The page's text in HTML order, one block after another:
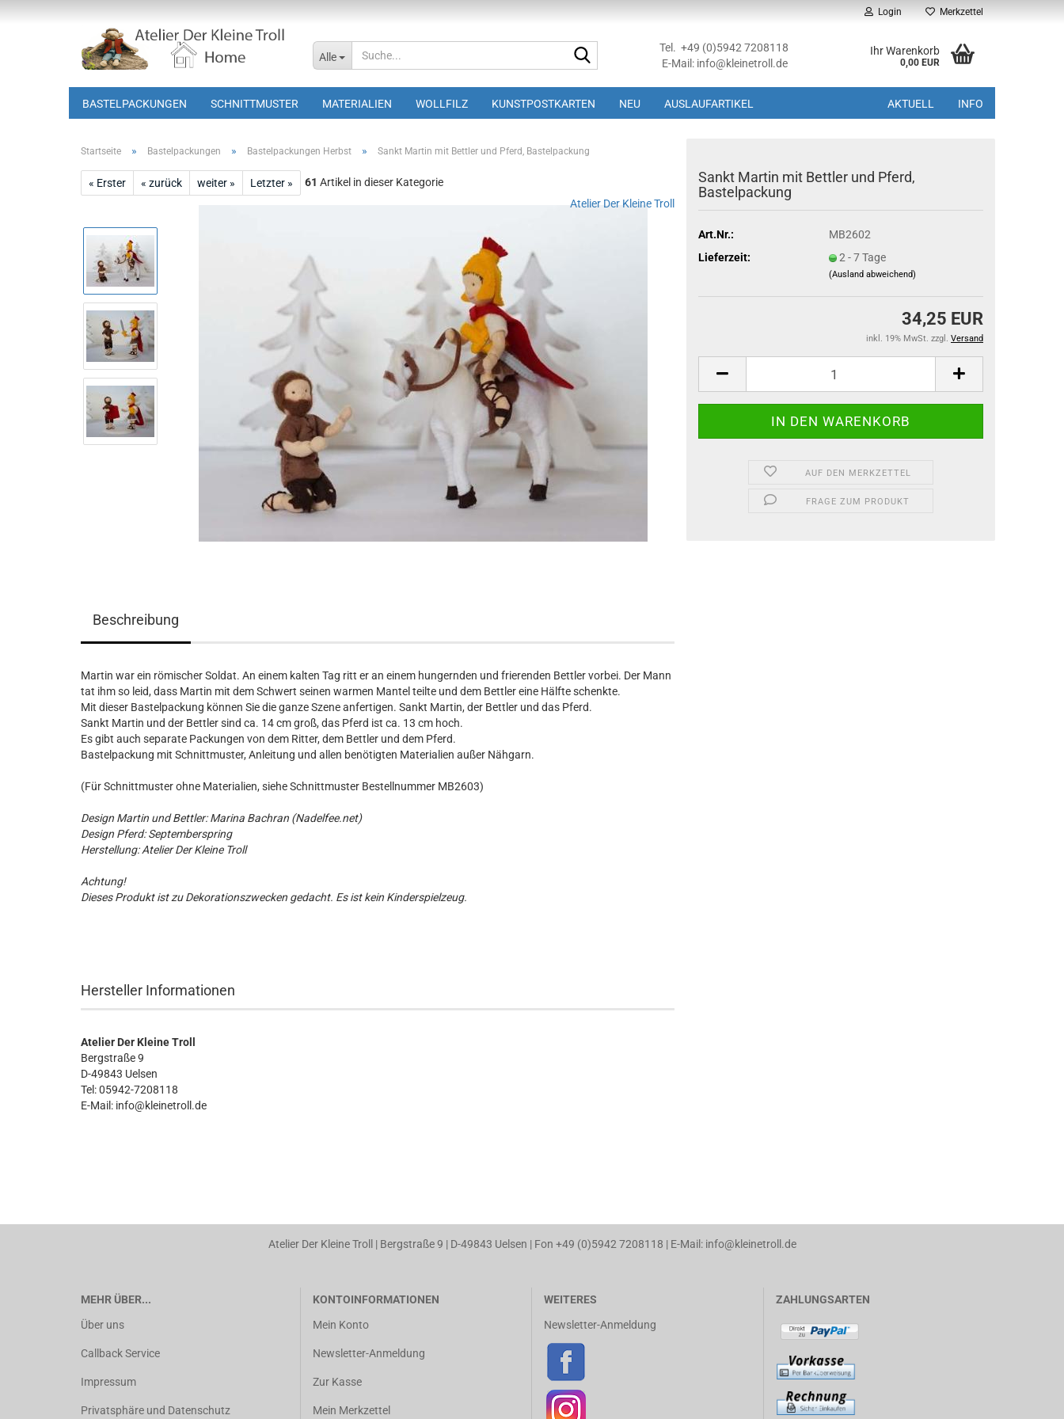
Login Merkzettel
Alle
Tel. +49 (0)5942 7208118
E-Mail: info@kleinetroll.de
Ihr Warenkorb
0,00 EUR
BASTELPACKUNGEN SCHNITTMUSTER MATERIALIEN WOLLFILZ KUNSTPOSTKARTEN NEU AUSLAUFARTIKEL AKTUELL INFO
Startseite » Bastelpackungen » Bastelpackungen Herbst » Sankt Martin mit Bettler und Pferd, Bastelpackung
« Erster « zurück weiter » Letzter » 61 Artikel in dieser Kategorie
Atelier Der Kleine Troll
Sankt Martin mit Bettler und Pferd,
Bastelpackung
Art.Nr.:
MB2602
Lieferzeit:
2 - 7 Tage
(Ausland abweichend)
34,25 EUR
inkl. 19% MwSt. zzgl. Versand
AUF DEN MERKZETTEL
FRAGE ZUM PRODUKT
Beschreibung
Martin war ein römischer Soldat. An einem kalten Tag ritt er an einem hungernden und frierenden Bettler vorbei. Der Mann
tat ihm so leid, dass Martin mit dem Schwert seinen warmen Mantel teilte und dem Bettler eine Hälfte schenkte.
Mit dieser Bastelpackung können Sie die ganze Szene anfertigen. Sankt Martin, der Bettler und das Pferd.
Sankt Martin und der Bettler sind ca. 14 cm groß, das Pferd ist ca. 13 cm hoch.
Es gibt auch separate Packungen von dem Ritter, dem Bettler und dem Pferd.
Bastelpackung mit Schnittmuster, Anleitung und allen benötigten Materialien außer Nähgarn.
(Für Schnittmuster ohne Materialien, siehe Schnittmuster Bestellnummer MB2603)
Design Martin und Bettler: Marina Bachran (Nadelfee.net)
Design Pferd: Septemberspring
Herstellung: Atelier Der Kleine Troll
Achtung!
Dieses Produkt ist zu Dekorationszwecken gedacht. Es ist kein Kinderspielzeug.
Hersteller Informationen
Atelier Der Kleine Troll
Bergstraße 9
D-49843 Uelsen
Tel: 05942-7208118
E-Mail: info@kleinetroll.de
Atelier Der Kleine Troll | Bergstraße 9 | D-49843 Uelsen | Fon +49 (0)5942 7208118 | E-Mail: info@kleinetroll.de
MEHR ÜBER...
Über uns
Callback Service
Impressum
Privatsphäre und Datenschutz
KONTOINFORMATIONEN
Mein Konto
Newsletter-Anmeldung
Zur Kasse
Mein Merkzettel
WEITERES
Newsletter-Anmeldung
ZAHLUNGSARTEN